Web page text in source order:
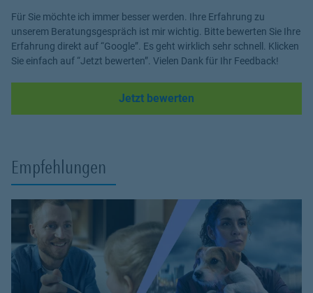
Für Sie möchte ich immer besser werden. Ihre Erfahrung zu
unserem Beratungsgespräch ist mir wichtig. Bitte bewerten Sie Ihre
Erfahrung direkt auf “Google”. Es geht wirklich sehr schnell. Klicken
Sie einfach auf “Jetzt bewerten”. Vielen Dank für Ihr Feedback!
Jetzt bewerten
Empfehlungen